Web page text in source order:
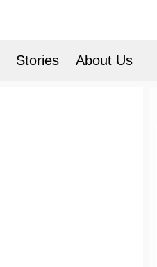
Stories About Us